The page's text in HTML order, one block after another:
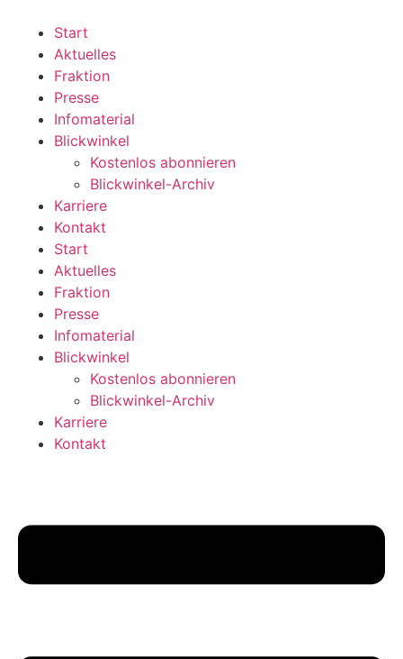
wechseln
Start
Aktuelles
Fraktion
Presse
Infomaterial
Blickwinkel
Kostenlos abonnieren
Blickwinkel-Archiv
Karriere
Kontakt
Start
Aktuelles
Fraktion
Presse
Infomaterial
Blickwinkel
Kostenlos abonnieren
Blickwinkel-Archiv
Karriere
Kontakt